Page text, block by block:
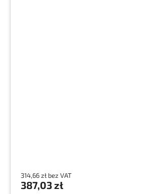
314,66 zł bez VAT
387,03 zł